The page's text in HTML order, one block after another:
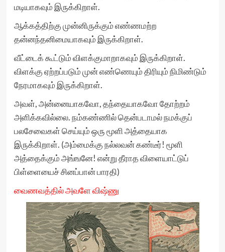
மடியாகவும் இருக்கிறாள்.
ஆக்கத்திற்கு முன்னிருக்கும் எண்ணமற்ற
தன்னந்தனிமையாகவும் இருக்கிறாள்.
வீட்டைக் கூட்டும் விளக்குமாறாகவும் இருக்கிறாள்.
விளக்கு ஏற்றப்படும் முன் எண்ணெயும் திரியும் நிமிண்டும்
நேரமாகவும் இருக்கிறாள்.
அவள், அன்னையாகவோ, தந்தையாகவோ தோற்றம்
அளிக்கவில்லை. நம்கண்ணில் தென்படாமல் நமக்குப்
பலசேவைகள் செய்யும் ஒரு மூளி அத்தையாக
இருக்கிறாள். (அம்மைக்கு நல்லவன் கண்டீர்! மூளி
அத்தைக்கும் அங்ஙனே! என்று தீராத விளையாட்டுப்
பிள்ளையைச் சினப்பான் பாரதி)
வைணவத்தில் அவளே விஷ்ணு